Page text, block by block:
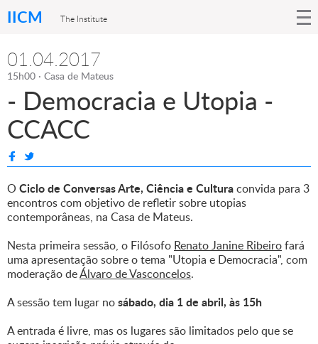
IICM The Institute
01.04.2017
15h00 · Casa de Mateus
- Democracia e Utopia -
CCACC
O Ciclo de Conversas Arte, Ciência e Culturaconvida para 3
encontros com objetivo de refletir sobre utopias
contemporâneas, na Casa de Mateus.
Nesta primeira sessão, o Filósofo Renato Janine Ribeirofará
uma apresentação sobre o tema "Utopia e Democracia", com
moderação deÁlvaro de Vasconcelos.
A sessão tem lugar nosábado, dia 1 de abril, às 15h
A entrada é livre, mas os lugares são limitados pelo que se